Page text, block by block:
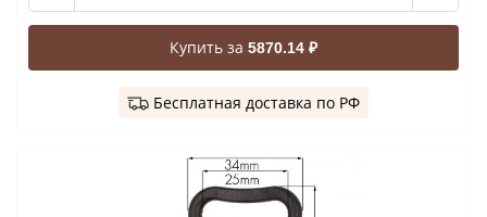
Купить за 5870.14 ₽
Бесплатная доставка по РФ